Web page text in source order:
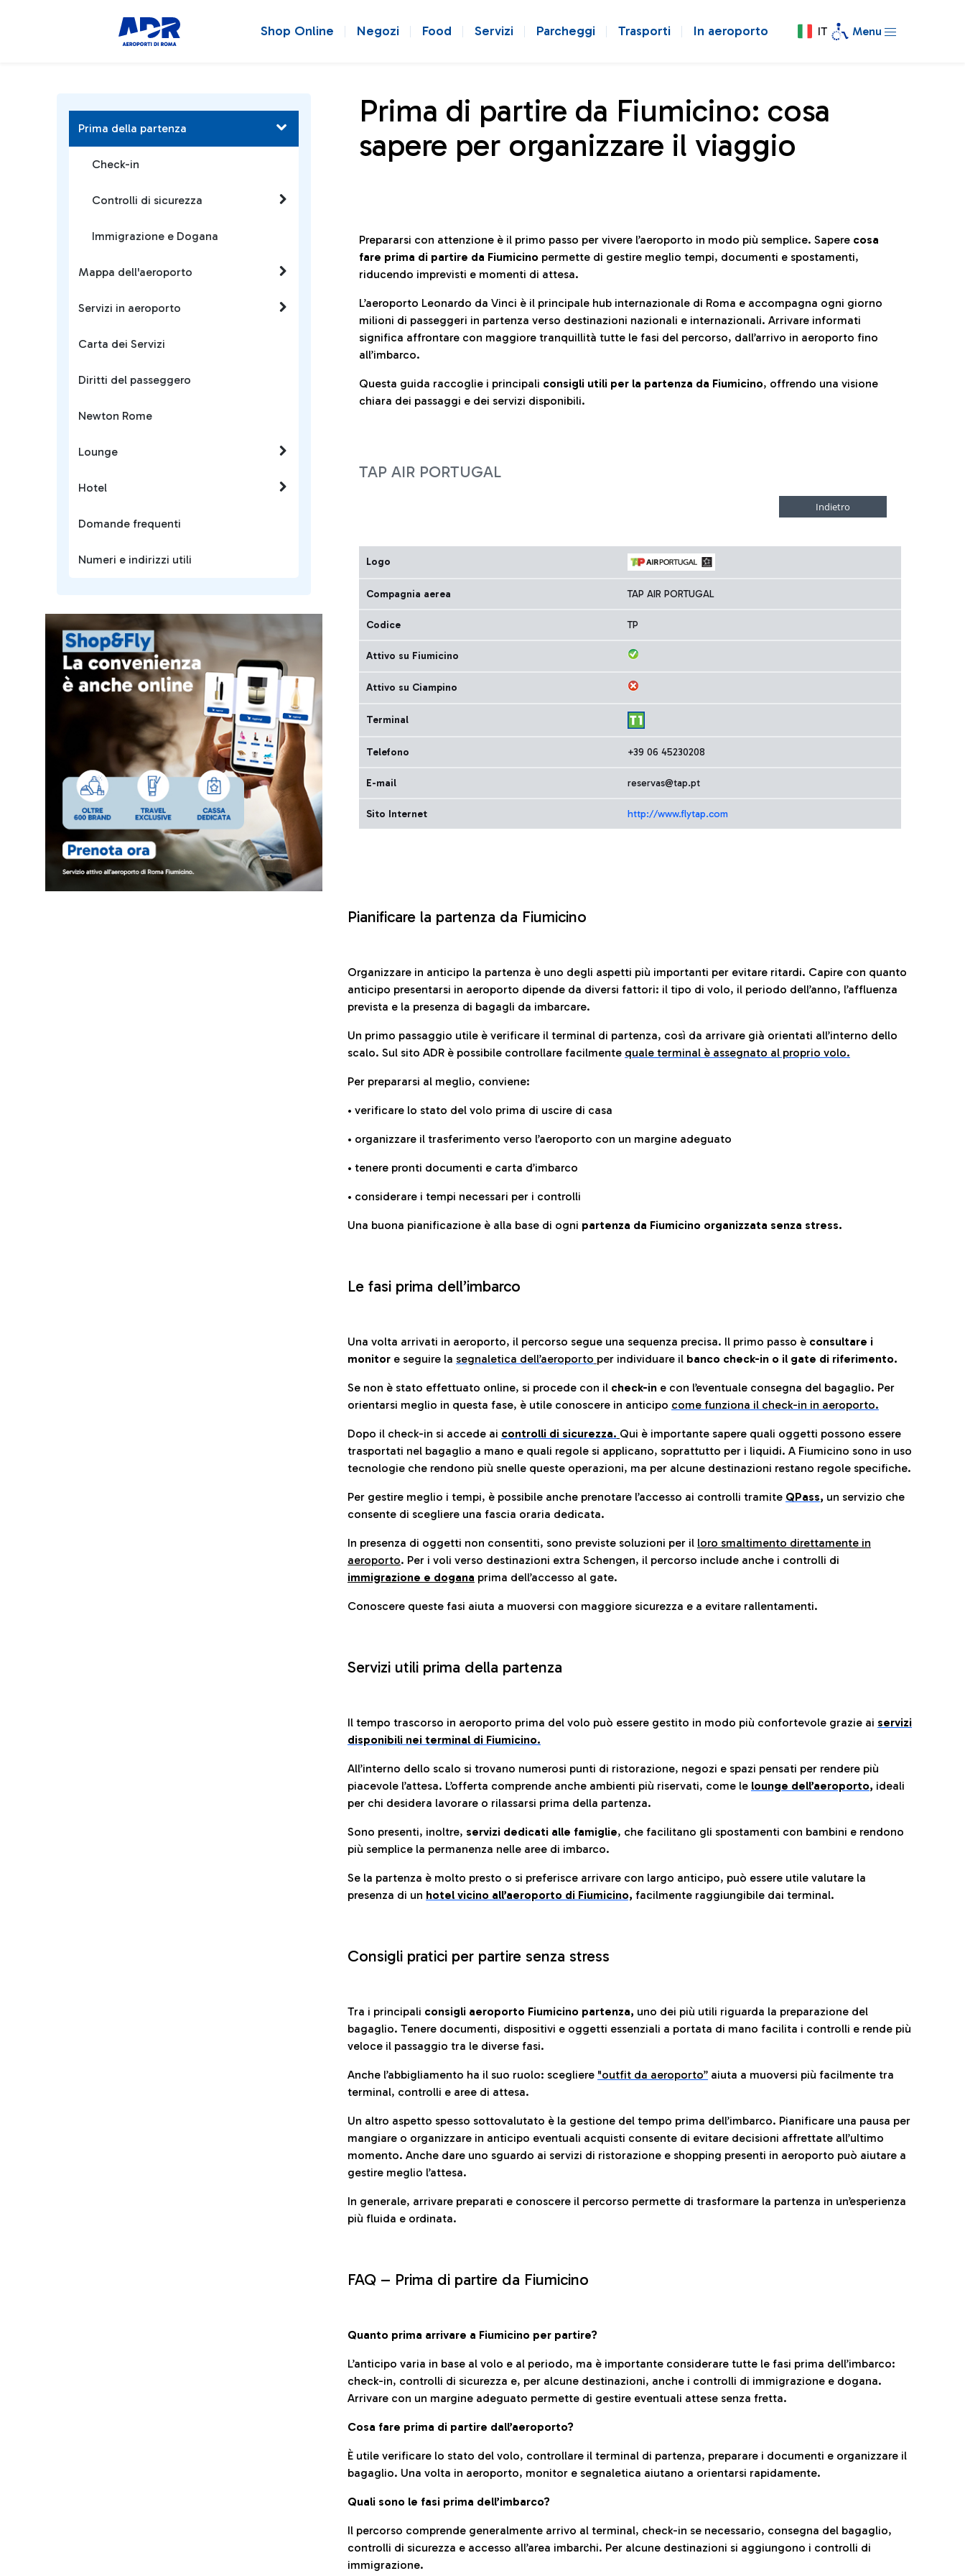
Shop Online Negozi Food Servizi Parcheggi Trasporti In aeroporto IT Menu
Prima di partire da Fiumicino: cosa
sapere per organizzare il viaggio
Prepararsi con attenzione è il primo passo per vivere l’aeroporto in modo più semplice. Sapere cosa
fare prima di partire da Fiumicino permette di gestire meglio tempi, documenti e spostamenti,
riducendo imprevisti e momenti di attesa.
L’aeroporto Leonardo da Vinci è il principale hub internazionale di Roma e accompagna ogni giorno
milioni di passeggeri in partenza verso destinazioni nazionali e internazionali. Arrivare informati
significa affrontare con maggiore tranquillità tutte le fasi del percorso, dall’arrivo in aeroporto fino
all’imbarco.
Questa guida raccoglie i principali consigli utili per la partenza da Fiumicino, offrendo una visione
chiara dei passaggi e dei servizi disponibili.
TAP AIR PORTUGAL
Logo
Compagnia aerea TAP AIR PORTUGAL
Codice TP
Attivo su Fiumicino
Attivo su Ciampino
Terminal
Telefono +39 06 45230208
E-mail reservas@tap.pt
Sito Internet http://www.flytap.com
Pianificare la partenza da Fiumicino
Organizzare in anticipo la partenza è uno degli aspetti più importanti per evitare ritardi. Capire con quanto
anticipo presentarsi in aeroporto dipende da diversi fattori: il tipo di volo, il periodo dell’anno, l’affluenza
prevista e la presenza di bagagli da imbarcare.
Un primo passaggio utile è verificare il terminal di partenza, così da arrivare già orientati all’interno dello
scalo. Sul sito ADR è possibile controllare facilmente quale terminal è assegnato al proprio volo.
Per prepararsi al meglio, conviene:
• verificare lo stato del volo prima di uscire di casa
• organizzare il trasferimento verso l’aeroporto con un margine adeguato
• tenere pronti documenti e carta d’imbarco
• considerare i tempi necessari per i controlli
Una buona pianificazione è alla base di ogni partenza da Fiumicino organizzata senza stress.
Le fasi prima dell’imbarco
Una volta arrivati in aeroporto, il percorso segue una sequenza precisa. Il primo passo è consultare i
monitor e seguire la segnaletica dell’aeroporto per individuare il banco check-in o il gate di riferimento.
Se non è stato effettuato online, si procede con il check-in e con l’eventuale consegna del bagaglio. Per
orientarsi meglio in questa fase, è utile conoscere in anticipo come funziona il check-in in aeroporto.
Dopo il check-in si accede ai controlli di sicurezza. Qui è importante sapere quali oggetti possono essere
trasportati nel bagaglio a mano e quali regole si applicano, soprattutto per i liquidi. A Fiumicino sono in uso
tecnologie che rendono più snelle queste operazioni, ma per alcune destinazioni restano regole specifiche.
Per gestire meglio i tempi, è possibile anche prenotare l’accesso ai controlli tramite QPass, un servizio che
consente di scegliere una fascia oraria dedicata.
In presenza di oggetti non consentiti, sono previste soluzioni per il loro smaltimento direttamente in
aeroporto. Per i voli verso destinazioni extra Schengen, il percorso include anche i controlli di
immigrazione e dogana prima dell’accesso al gate.
Conoscere queste fasi aiuta a muoversi con maggiore sicurezza e a evitare rallentamenti.
Servizi utili prima della partenza
Il tempo trascorso in aeroporto prima del volo può essere gestito in modo più confortevole grazie ai servizi
disponibili nei terminal di Fiumicino.
All’interno dello scalo si trovano numerosi punti di ristorazione, negozi e spazi pensati per rendere più
piacevole l’attesa. L’offerta comprende anche ambienti più riservati, come le lounge dell’aeroporto, ideali
per chi desidera lavorare o rilassarsi prima della partenza.
Sono presenti, inoltre, servizi dedicati alle famiglie, che facilitano gli spostamenti con bambini e rendono
più semplice la permanenza nelle aree di imbarco.
Se la partenza è molto presto o si preferisce arrivare con largo anticipo, può essere utile valutare la
presenza di un hotel vicino all’aeroporto di Fiumicino, facilmente raggiungibile dai terminal.
Consigli pratici per partire senza stress
Tra i principali consigli aeroporto Fiumicino partenza, uno dei più utili riguarda la preparazione del
bagaglio. Tenere documenti, dispositivi e oggetti essenziali a portata di mano facilita i controlli e rende più
veloce il passaggio tra le diverse fasi.
Anche l’abbigliamento ha il suo ruolo: scegliere "outfit da aeroporto” aiuta a muoversi più facilmente tra
terminal, controlli e aree di attesa.
Un altro aspetto spesso sottovalutato è la gestione del tempo prima dell’imbarco. Pianificare una pausa per
mangiare o organizzare in anticipo eventuali acquisti consente di evitare decisioni affrettate all’ultimo
momento. Anche dare uno sguardo ai servizi di ristorazione e shopping presenti in aeroporto può aiutare a
gestire meglio l’attesa.
In generale, arrivare preparati e conoscere il percorso permette di trasformare la partenza in un’esperienza
più fluida e ordinata.
FAQ – Prima di partire da Fiumicino
Quanto prima arrivare a Fiumicino per partire?
L’anticipo varia in base al volo e al periodo, ma è importante considerare tutte le fasi prima dell’imbarco:
check-in, controlli di sicurezza e, per alcune destinazioni, anche i controlli di immigrazione e dogana.
Arrivare con un margine adeguato permette di gestire eventuali attese senza fretta.
Cosa fare prima di partire dall’aeroporto?
È utile verificare lo stato del volo, controllare il terminal di partenza, preparare i documenti e organizzare il
bagaglio. Una volta in aeroporto, monitor e segnaletica aiutano a orientarsi rapidamente.
Quali sono le fasi prima dell’imbarco?
Il percorso comprende generalmente arrivo al terminal, check-in se necessario, consegna del bagaglio,
controlli di sicurezza e accesso all’area imbarchi. Per alcune destinazioni si aggiungono i controlli di
immigrazione.
Prima della partenza
Check-in
Controlli di sicurezza
Immigrazione e Dogana
Mappa dell'aeroporto
Servizi in aeroporto
Carta dei Servizi
Diritti del passeggero
Newton Rome
Lounge
Hotel
Domande frequenti
Numeri e indirizzi utili